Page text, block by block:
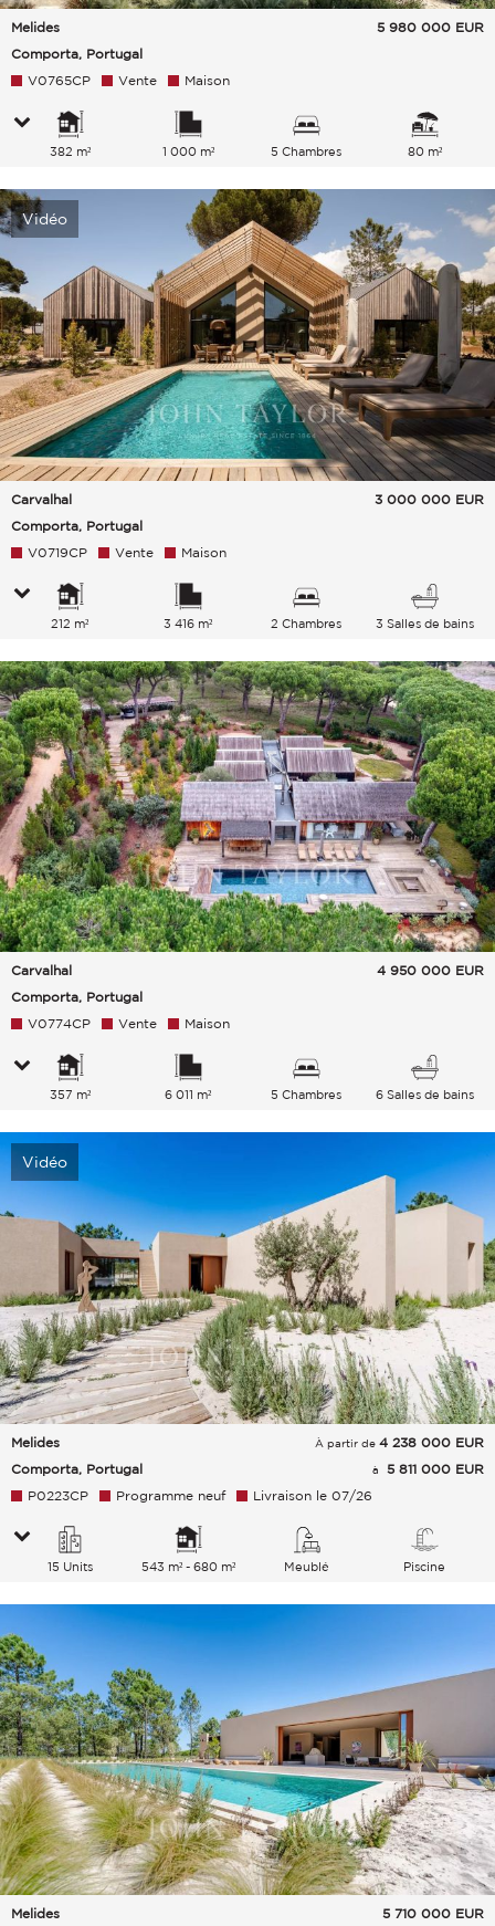
Melides
Comporta, Portugal
5 980 000 EUR
V0765CP Vente Maison
382 m² 1 000 m² 5 Chambres 80 m²
Vidéo
Carvalhal
Comporta, Portugal
3 000 000 EUR
V0719CP Vente Maison
212 m² 3 416 m² 2 Chambres 3 Salles de bains
Carvalhal
Comporta, Portugal
4 950 000 EUR
V0774CP Vente Maison
357 m² 6 011 m² 5 Chambres 6 Salles de bains
Vidéo
Melides
Comporta, Portugal
À partir de 4 238 000 EUR
à
5 811 000 EUR
P0223CP
Programme neuf Livraison le 07/26
15 Units 543 m² - 680 m² Meublé Piscine
Melides 5 710 000 EUR